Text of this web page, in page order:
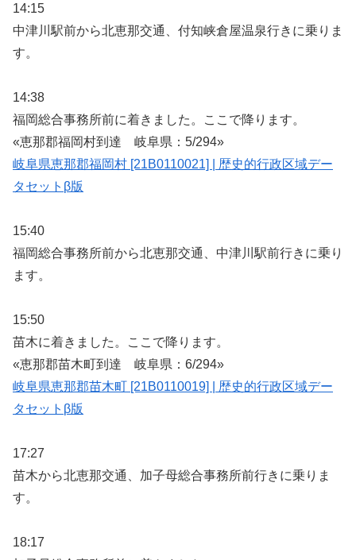
14:15
中津川駅前から北恵那交通、付知峡倉屋温泉行きに乗りま
す。
14:38
福岡総合事務所前に着きました。ここで降ります。
«恵那郡福岡村到達 岐阜県：5/294»
岐阜県恵那郡福岡村 [21B0110021] | 歴史的行政区域デー
タセットβ版
15:40
福岡総合事務所前から北恵那交通、中津川駅前行きに乗り
ます。
15:50
苗木に着きました。ここで降ります。
«恵那郡苗木町到達 岐阜県：6/294»
岐阜県恵那郡苗木町 [21B0110019] | 歴史的行政区域デー
タセットβ版
17:27
苗木から北恵那交通、加子母総合事務所前行きに乗りま
す。
18:17